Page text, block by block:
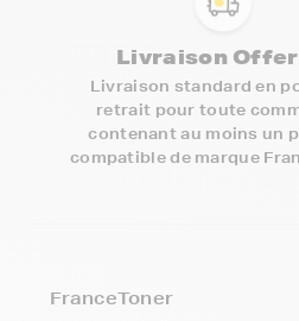
Livraison
Livraison standard en
retrait pour toute
contenant au moins un
compatible de marque
FranceToner